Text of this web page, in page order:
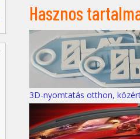
Hasznos
3D-nyomtatás otthon,